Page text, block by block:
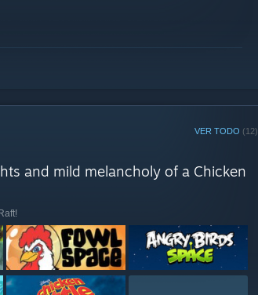
VER TODO (12)
and mild melancholy of a Chicken